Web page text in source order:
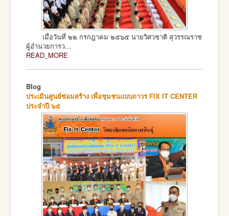
เมื่อวันที่ ๒๒ กรกฎาคม ๒๕๖๕ นายวิศวชาติ สุวรรณราช
ผู้อำนวยการว...
READ_MORE
Blog
ประเมินศูนย์ซ่อมสร้าง เพื่อชุมชนแบบถาวร FIX IT CENTER
ประจำปี ๖๕